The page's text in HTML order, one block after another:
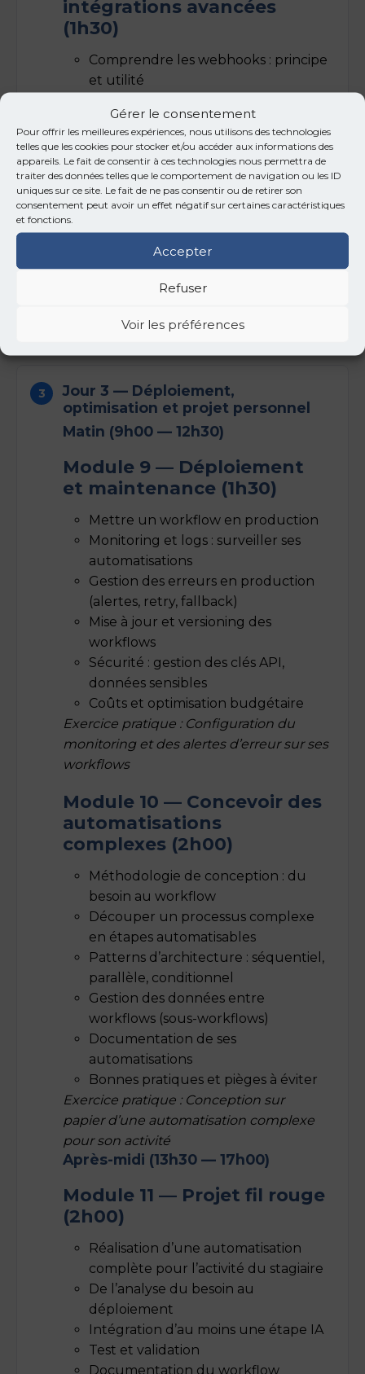
Gérer le consentement
Pour offrir les meilleures expériences, nous utilisons des technologies
telles que les cookies pour stocker et/ou accéder aux informations des
appareils. Le fait de consentir à ces technologies nous permettra de
traiter des données telles que le comportement de navigation ou les ID
uniques sur ce site. Le fait de ne pas consentir ou de retirer son
consentement peut avoir un effet négatif sur certaines caractéristiques
et fonctions.
Accepter
Refuser
Voir les préférences
intégrations avancées
(1h30)
Comprendre les webhooks : principe
et utilité
n8n
Connecter des outils externes via
webhook
Intégration avec WordPress /
WooCommerce
Sécuriser ses webhooks
Exercice pratique : Webhook de
traitement IA → notification enrichie
Jour 3 — Déploiement,
optimisation et projet personnel
Matin (9h00 — 12h30)
Module 9 — Déploiement
et maintenance (1h30)
Mettre un workflow en production
Monitoring et logs : surveiller ses
automatisations
Gestion des erreurs en production
(alertes, retry, fallback)
Mise à jour et versioning des
workflows
Sécurité : gestion des clés API,
données sensibles
Coûts et optimisation budgétaire
Exercice pratique : Configuration du
monitoring et des alertes d’erreur sur ses
workflows
Module 10 — Concevoir des
automatisations
complexes (2h00)
Méthodologie de conception : du
besoin au workflow
Découper un processus complexe
en étapes automatisables
Patterns d’architecture : séquentiel,
parallèle, conditionnel
Gestion des données entre
workflows (sous-workflows)
Documentation de ses
automatisations
Bonnes pratiques et pièges à éviter
Exercice pratique : Conception sur
papier d’une automatisation complexe
pour son activité
Après-midi (13h30 — 17h00)
Module 11 — Projet fil rouge
(2h00)
Réalisation d’une automatisation
complète pour l’activité du stagiaire
De l’analyse du besoin au
déploiement
Intégration d’au moins une étape IA
Test et validation
Documentation du workflow